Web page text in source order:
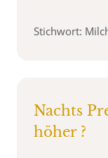
Stichwort:
Nachts
höher ?